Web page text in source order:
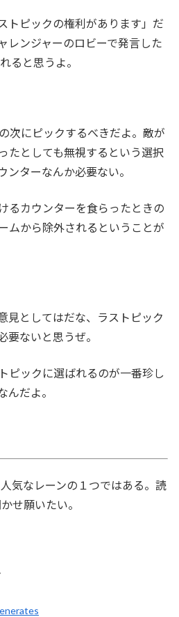
トピックの権利があります」だ
レンジャーのロビーで発言した
ると思うよ。
次にピックするべきだよ。敵が
たとしても無視するという選択
ンターなんか必要ない。
るカウンターを食らったときの
ムから除外されるということが
見としてはだな、ラストピック
要ないと思うぜ。
ピックに選ばれるのが一番珍し
んだよ。
気なレーンの１つではある。読
せ願いたい。